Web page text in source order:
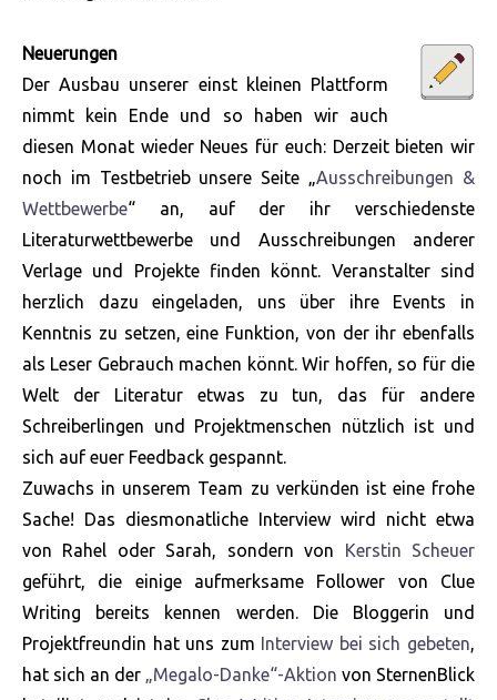
Neuerungen
Der Ausbau unserer einst kleinen Plattform
nimmt kein Ende und so haben wir auch
diesen Monat wieder Neues für euch: Derzeit bieten wir
noch im Testbetrieb unsere Seite „Ausschreibungen &
Wettbewerbe“ an, auf der ihr verschiedenste
Literaturwettbewerbe und Ausschreibungen anderer
Verlage und Projekte finden könnt. Veranstalter sind
herzlich dazu eingeladen, uns über ihre Events in
Kenntnis zu setzen, eine Funktion, von der ihr ebenfalls
als Leser Gebrauch machen könnt. Wir hoffen, so für die
Welt der Literatur etwas zu tun, das für andere
Schreiberlingen und Projektmenschen nützlich ist und
sich auf euer Feedback gespannt.
Zuwachs in unserem Team zu verkünden ist eine frohe
Sache! Das diesmonatliche Interview wird nicht etwa
von Rahel oder Sarah, sondern von
Kerstin Scheuer
geführt, die einige aufmerksame Follower von Clue
Writing bereits kennen werden. Die Bloggerin und
Projektfreundin hat uns zum
Interview bei sich gebeten,
hat sich an der „Megalo-Danke“-Aktion von SternenBlick